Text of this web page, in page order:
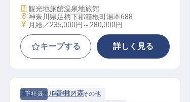
施設業態
観光地旅館温泉地旅館
勤務地
神奈川県足柄下郡箱根町湯本688
給与
月給／235,000円～ 280,000円
キープする 詳しく見る
正社員
管理部門・その他
葉山ホテル音羽ノ森